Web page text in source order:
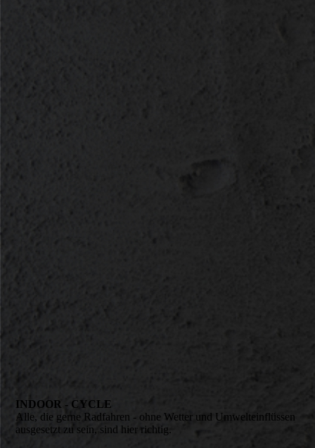
INDOOR - CYCLE
Alle, die gerne Radfahren - ohne Wetter und Umwelteinflüssen
ausgesetzt zu sein, sind hier richtig.